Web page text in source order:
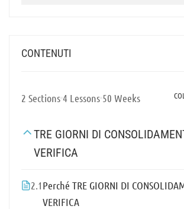
CONTENUTI
2 Sections4 Lessons 50 Weeks
TRE GIORNI DI
VERIFICA
2.1Perché TRE GIORNI DI
VERIFICA